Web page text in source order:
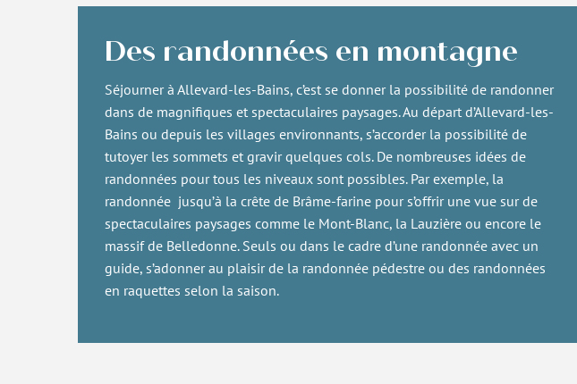
Des randonnées en montagne
Séjourner à Allevard-les-Bains, c’est se donner la possibilité de randonner
dans de magnifiques et spectaculaires paysages. Au départ d’Allevard-les-
Bains ou depuis les villages environnants, s’accorder la possibilité de
tutoyer les sommets et gravir quelques cols. De nombreuses idées de
randonnées pour tous les niveaux sont possibles. Par exemple, la
randonnée jusqu’à la crête de Brâme-farine pour s’offrir une vue sur de
spectaculaires paysages comme le Mont-Blanc, la Lauzière ou encore le
massif de Belledonne. Seuls ou dans le cadre d’une randonnée avec un
guide, s’adonner au plaisir de la randonnée pédestre ou des randonnées
en raquettes selon la saison.